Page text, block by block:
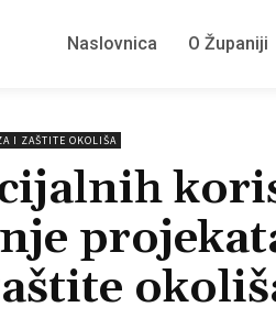
Naslovnica O Županiji
I ZAŠTITE OKOLIŠA